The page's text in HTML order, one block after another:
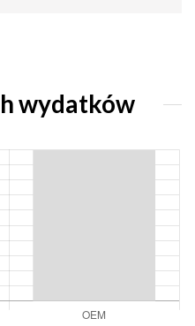
wydatków